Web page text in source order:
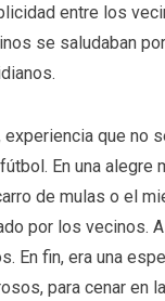
entre los
se saludaban
que no
En una alegre
de mulas o el
por los vecinos.
En fin, era una
para cenar en